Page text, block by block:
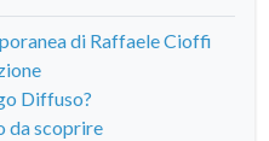
di Raffaele Cioffi
Diffuso?
da scoprire